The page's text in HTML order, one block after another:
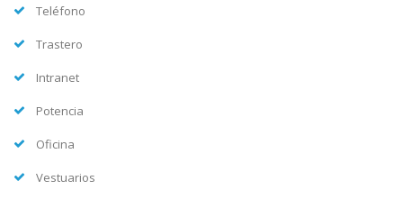
Teléfono
Trastero
Intranet
Potencia
Oficina
Vestuarios